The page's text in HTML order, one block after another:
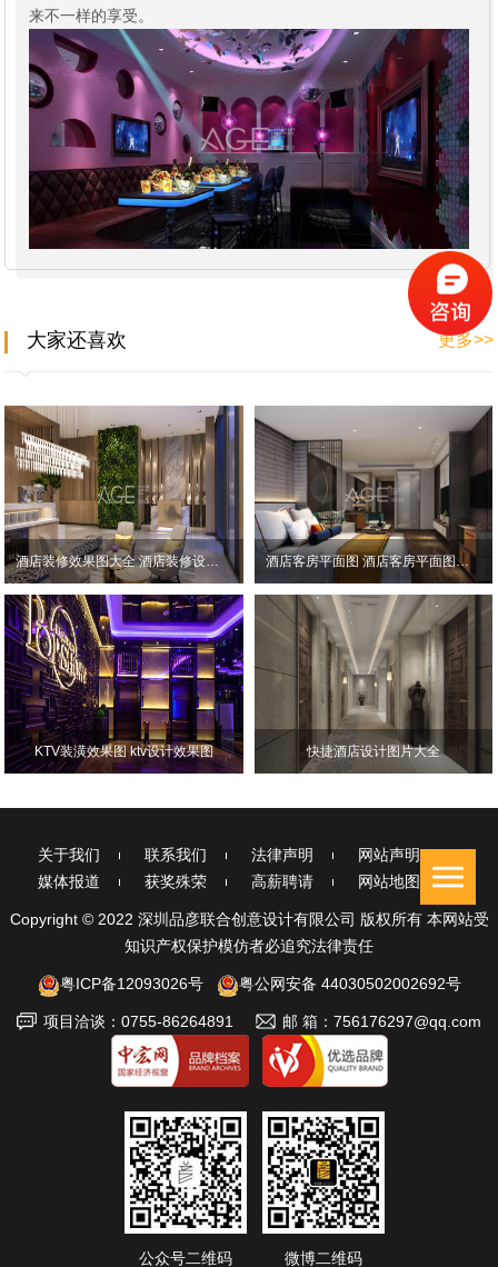
来不一样的享受。
大家还喜欢 更多>>
酒店装修效果图大全 酒店装修设计效果图 酒店客房平面图 酒店客房平面图效果图大全
KTV装潢效果图 ktv设计效果图 快捷酒店设计图片大全
关于我们 联系我们 法律声明
网站声明
媒体报道
获奖殊荣 高薪聘请 网站地图
Copyright © 2022 深圳品彦联合创意设计有限公司 版权所有 本网站受
知识产权保护模仿者必追究法律责任
粤ICP备12093026号 粤公网安备 44030502002692号
项目洽谈：0755-86264891 邮 箱：756176297@qq.com
公众号二维码 微博二维码